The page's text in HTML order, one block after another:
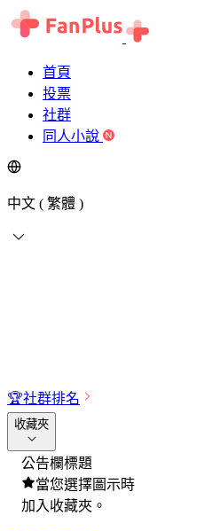
首頁
投票
社群
同人小說
中文 ( 繁體 )
🏆社群排名
收藏夾
公告欄標題
當您選擇圖示時
加入收藏夾。